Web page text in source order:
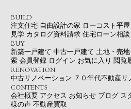
BUILD
注文住宅 自由設計の家 ローコスト平屋
見学 カタログ資料請求 住宅ローン相談
BUY
新築一戸建て 中古一戸建て 土地・売地
索 会員登録 ログイン お気に入り 閲覧
RENOVATION
中古リノベーション ７０年代不動産リ
CONTENTS
会社概要 アクセス お知らせ ブログ ス
様の声 不動産買取